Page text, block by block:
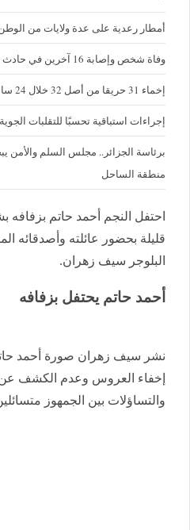
أمطار رعدية على عدة ولايات من
وفاة شخص وإصابة 16 آخرين في حادث مرور بورقلة
إخماء 31 حريقا من أصل 32 خلال 24 ساعة الأخيرة
إجراءات استباقية تحسبًا للتقلبات الجوية
برئاسة الجزائر.. مجلس السلم
منطقة الساحل
احتفل النجم أحمد حاتم
قليلة بحضور عائلته وأصدقائه
البلوجر سيف زهران.
أحمد حاتم يحتفل بزفافه
نشر سيف زهران صورة أحمد
إخفاء العروس وعدم الكشف عن
والتساؤلات بين الجمهوز